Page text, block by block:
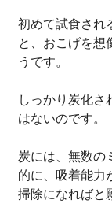
初めて試食され
と、おこげを想
うです。
しっかり炭化さ
はないのです。
炭には、無数の
的に、吸着能力
掃除になればと